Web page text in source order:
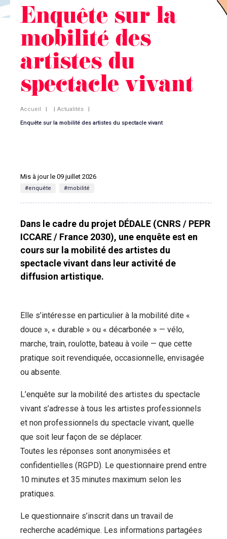
Enquête sur la
mobilité des
artistes du
spectacle vivant
Accueil | | Actualités |
Enquête sur la mobilité des artistes du spectacle vivant
Mis à jour le 09 juillet 2026
#enquête #mobilité
Dans le cadre du projet DÉDALE (CNRS / PEPR
ICCARE / France 2030), une enquête est en
cours sur la mobilité des artistes du
spectacle vivant dans leur activité de
diffusion artistique.
Elle s’intéresse en particulier à la mobilité dite «
douce », « durable » ou « décarbonée » — vélo,
marche, train, roulotte, bateau à voile — que cette
pratique soit revendiquée, occasionnelle, envisagée
ou absente.
L’enquête sur la mobilité des artistes du spectacle
vivant s’adresse à tous les artistes professionnels
et non professionnels du spectacle vivant, quelle
que soit leur façon de se déplacer.
Toutes les réponses sont anonymisées et
confidentielles (RGPD). Le questionnaire prend entre
10 minutes et 35 minutes maximum selon les
pratiques.
Le questionnaire s’inscrit dans un travail de
recherche académique. Les informations partagées